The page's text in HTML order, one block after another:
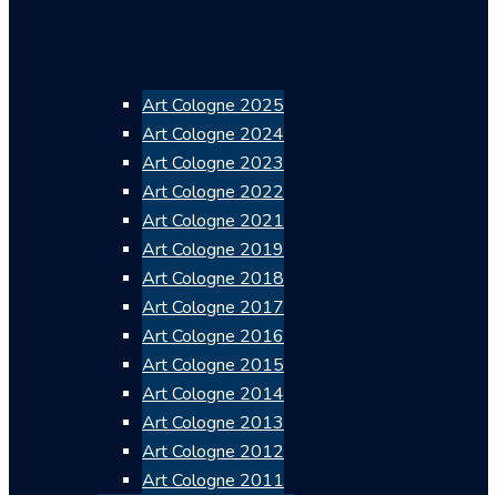
Art Cologne 2025
Art Cologne 2024
Art Cologne 2023
Art Cologne 2022
Art Cologne 2021
Art Cologne 2019
Art Cologne 2018
Art Cologne 2017
Art Cologne 2016
Art Cologne 2015
Art Cologne 2014
Art Cologne 2013
Art Cologne 2012
Art Cologne 2011